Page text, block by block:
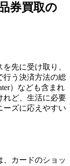
券買取の
先に受け取り、
行う決済方法の総
）なども含まれ
れど、生活に必要
ーズに応えやすい
、カードのショッ